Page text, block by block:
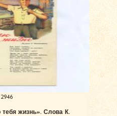
жизнь». Слова К.